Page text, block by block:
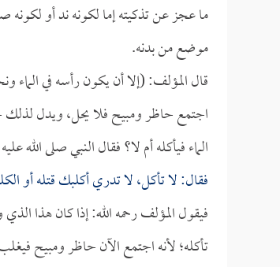
ما عجز عن تذكيته إما لكونه ند أو لكونه
موضع من بدنه.
قال المؤلف: (إلا أن يكون رأسه في الماء
اجتمع حاظر ومبيح فلا يحل، ويدل
الماء فيأكله أم لا؟ فقال النبي صلى الله
فقال: لا تأكل، لا تدري أكلبك قتله أو
فيقول المؤلف رحمه الله: إذا كان هذا
تأكله؛ لأنه اجتمع الآن حاظر ومبيح